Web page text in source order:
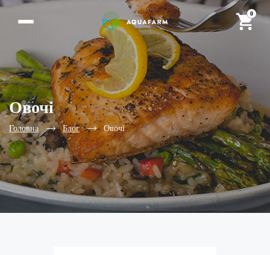
0
Овочі
Головна Блог Овочі